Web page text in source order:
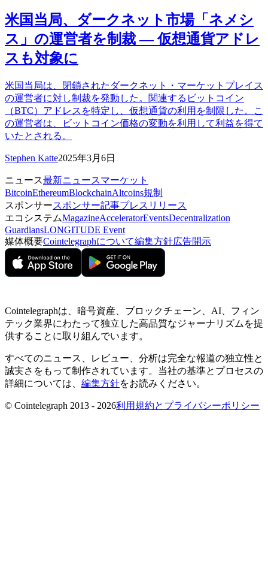
米国当局、ダークネット市場「ネメシ
ス」の運営者を制裁 — 仮想通貨アドレ
スも対象に
米国当局は、閉鎖されたダークネット・マーケットプレイス
の運営者に対し制裁を発動した。関連するビットコイン
（BTC）アドレスを特定し、仮想通貨の利用を制限した。こ
の運営者は、ビットコイン価格の変動を利用して利益を得て
いたとされる。
Stephen Katte2025年3月6日
ニュース最新ニュースマーケット
BitcoinEthereumBlockchainAltcoins規制
スポンサースポンサー記事プレスリリース
エコシステムMagazineAcceleratorEventsDecentralization
GuardiansLONGITUDE Event
媒体概要Cointelegraphについて編集方針広告開示
Cointelegraphは、暗号資産、ブロックチェーン、AI、フィン
テック業界にわたって独立した高品質なジャーナリズムを提
供することに取り組んでいます。
すべてのニュース、レビュー、分析は完全な報道の独立性と
誠実さをもって制作されています。当社の基準とプロセスの
詳細については、 編集方針をお読みください。
© Cointelegraph 2013 - 2026利用規約とプライバシーポリシー